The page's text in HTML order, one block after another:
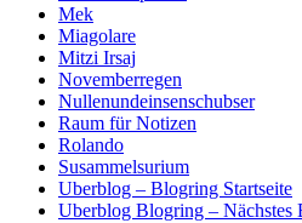
Mek
Miagolare
Mitzi Irsaj
Novemberregen
Nullenundeinsenschubser
Raum für Notizen
Rolando
Susammelsurium
Uberblog – Blogring Startseite
Uberblog Blogring – Nächstes